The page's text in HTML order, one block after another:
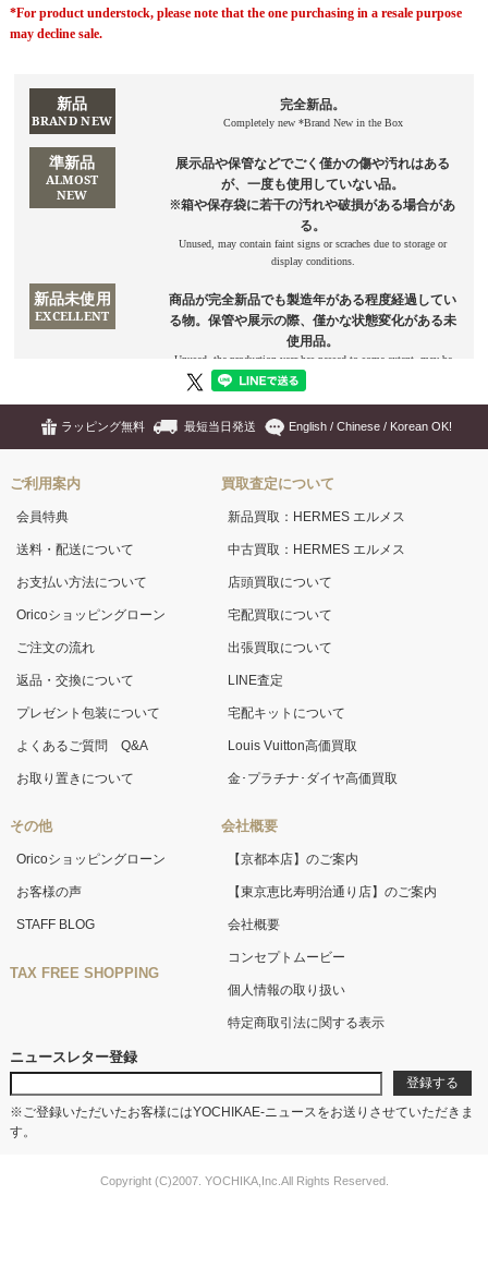
ラッピング無料 最短当日発送 English / Chinese / Korean OK!
ご利用案内
会員特典
送料・配送について
お支払い方法について
Oricoショッピングローン
ご注文の流れ
返品・交換について
プレゼント包装について
よくあるご質問 Q&A
お取り置きについて
その他
Oricoショッピングローン
お客様の声
STAFF BLOG
TAX FREE SHOPPING
買取査定について
新品買取：HERMES エルメス
中古買取：HERMES エルメス
店頭買取について
宅配買取について
出張買取について
LINE査定
宅配キットについて
Louis Vuitton高価買取
金･プラチナ･ダイヤ高価買取
会社概要
【京都本店】のご案内
【東京恵比寿明治通り店】のご案内
会社概要
コンセプトムービー
個人情報の取り扱い
特定商取引法に関する表示
ニュースレター登録
※ご登録いただいたお客様にはYOCHIKAE-ニュースをお送りさせていただきま
す。
Copyright (C)2007. YOCHIKA,Inc.All Rights Reserved.